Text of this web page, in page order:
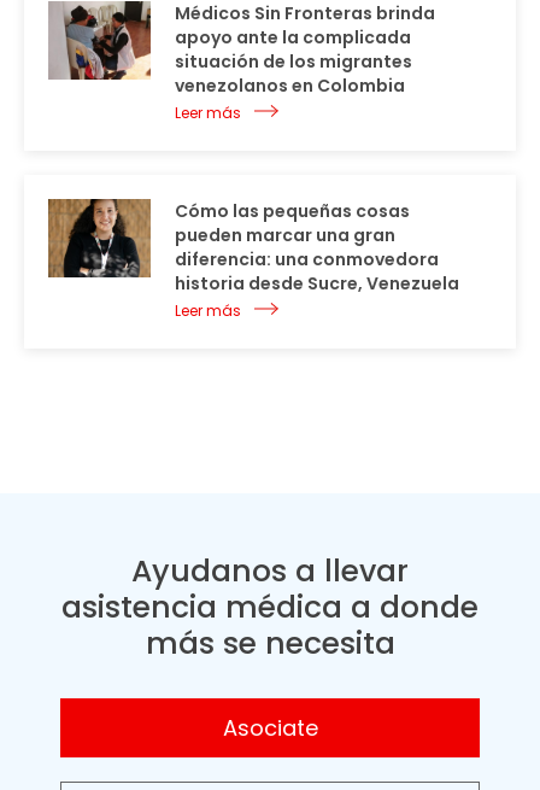
Médicos Sin Fronteras brinda
apoyo ante la complicada
situación de los migrantes
venezolanos en Colombia
Leer más
Cómo las pequeñas cosas
pueden marcar una gran
diferencia: una conmovedora
historia desde Sucre, Venezuela
Leer más
Ayudanos a llevar
asistencia médica a donde
más se necesita
Asociate